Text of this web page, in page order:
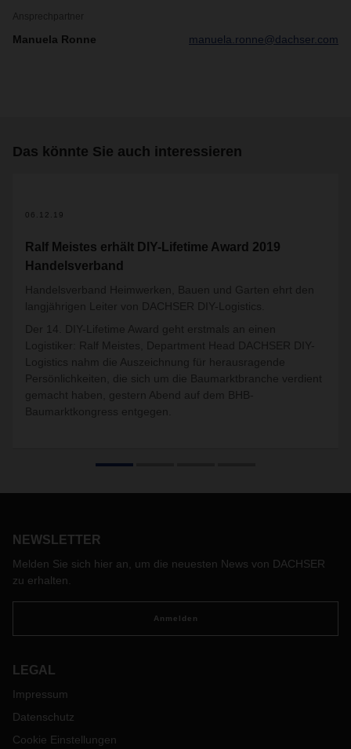
Ansprechpartner
Manuela Ronne manuela.ronne@dachser.com
Das könnte Sie auch interessieren
06.12.19
Ralf Meistes erhält DIY-Lifetime Award 2019
Handelsverband
Handelsverband Heimwerken, Bauen und Garten ehrt den
langjährigen Leiter von DACHSER DIY-Logistics.
Der 14. DIY-Lifetime Award geht erstmals an einen
Logistiker: Ralf Meistes, Department Head DACHSER DIY-
Logistics nahm die Auszeichnung für herausragende
Persönlichkeiten, die sich um die Baumarktbranche verdient
gemacht haben, gestern Abend auf dem BHB-
Baumarktkongress entgegen.
NEWSLETTER
Melden Sie sich hier an, um die neuesten News von DACHSER
zu erhalten.
Anmelden
LEGAL
Impressum
Datenschutz
Cookie Einstellungen